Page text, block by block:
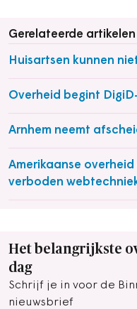
Gerelateerde artikelen
Huisartsen kunnen
Overheid begint
Arnhem neemt
Amerikaanse
verboden
Het belangrijkste
dag
Schrijf je in voor de
nieuwsbrief